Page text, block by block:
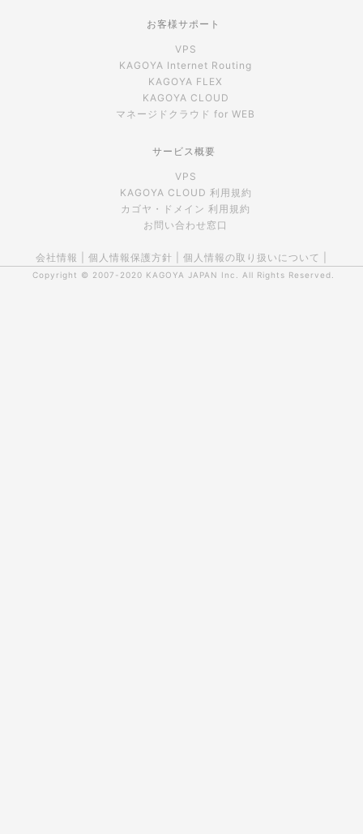
お客様サポート
VPS
KAGOYA Internet Routing
KAGOYA FLEX
KAGOYA CLOUD
マネージドクラウド for WEB
サービス概要
VPS
KAGOYA CLOUD 利用規約
カゴヤ・ドメイン 利用規約
お問い合わせ窓口
会社情報 個人情報保護方針 個人情報の取り扱いについて
Copyright © 2007-2020 KAGOYA JAPAN Inc. All Rights Reserved.